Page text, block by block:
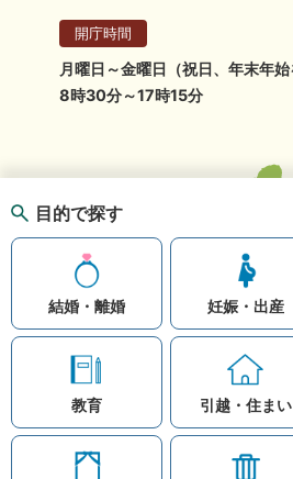
目的で探す
結婚・離婚 妊娠・出産
教育 引越・住まい
開庁時間
月曜日～金曜日（祝日、年末年始
8時30分～17時15分